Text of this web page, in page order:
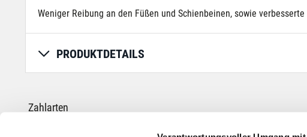
Weniger Reibung an den Füßen und Schienbeinen, sowie
PRODUKTDETAILS
Zahlarten